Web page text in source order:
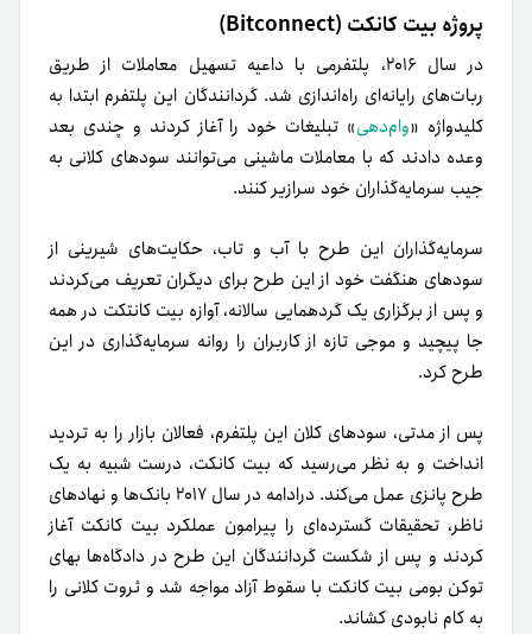
پروژه بیت کانکت (Bitconnect)
در سال ۲۰۱۶، پلتفرمی با داعیه تسهیل معاملات از طریق
ربات‌های رایانه‌ای راه‌اندازی شد. گردانندگان این پلتفرم ابتدا به
کلیدواژه «وام‌دهی» تبلیغات خود را آغاز کردند و چندی بعد
وعده دادند که با معاملات ماشینی می‌توانند سودهای کلانی به
جیب سرمایه‌گذاران خود سرازیر کنند.
سرمایه‌گذاران این طرح با آب و تاب، حکایت‌های شیرینی از
سودهای هنگفت خود از این طرح برای دیگران تعریف می‌کردند
و پس از برگزاری یک گردهمایی سالانه، آوازه بیت کانتکت در همه
جا پیچید و موجی تازه از کاربران را روانه سرمایه‌گذاری در این
طرح کرد.
پس از مدتی، سودهای کلان این پلتفرم، فعالان بازار را به تردید
انداخت و به نظر می‌رسید که بیت کانکت، درست شبیه به یک
طرح پانزی عمل می‌کند. درادامه در سال ۲۰۱۷ بانک‌ها و نهادهای
ناظر، تحقیقات گسترده‌ای را پیرامون عملکرد بیت کانکت آغاز
کردند و پس از شکست گردانندگان این طرح در دادگاه‌ها بهای
توکن بومی بیت کانکت با سقوط آزاد مواجه شد و ثروت کلانی را
به کام نابودی کشاند.